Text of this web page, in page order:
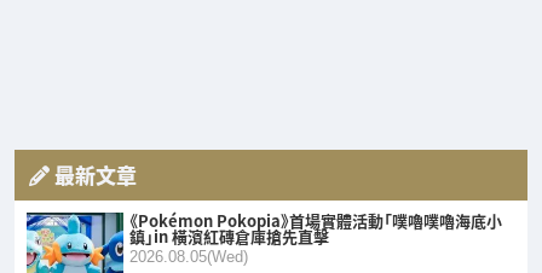
最新文章
《Pokémon Pokopia》首場實體活動「噗嚕噗嚕海底小
鎮」in 橫濱紅磚倉庫搶先直擊
2026.08.05(Wed)